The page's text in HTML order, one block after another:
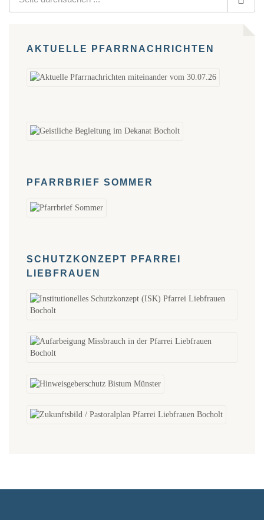
AKTUELLE PFARRNACHRICHTEN
PFARRBRIEF SOMMER
SCHUTZKONZEPT PFARREI
LIEBFRAUEN